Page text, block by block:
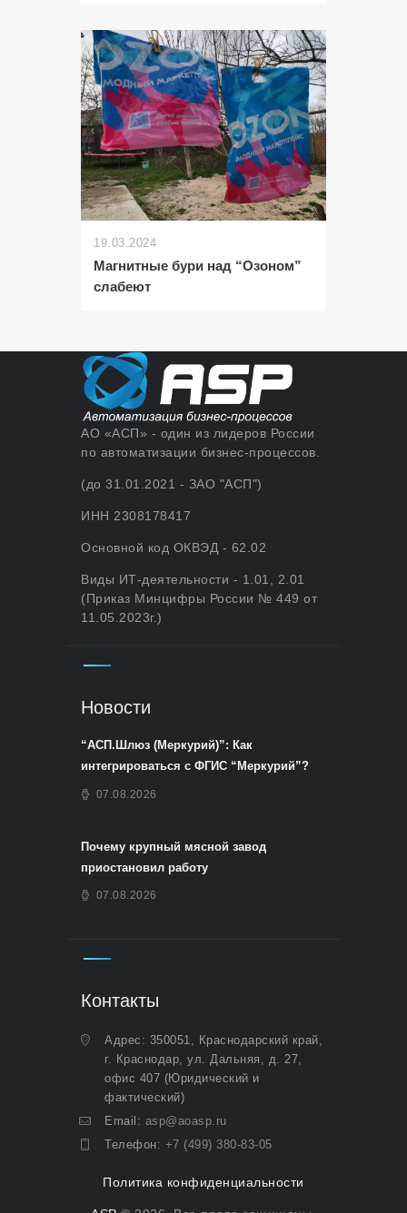
19.03.2024
Магнитные бури над “Озоном”
слабеют
АО «АСП» - один из лидеров России
по автоматизации бизнес-процессов.
(до 31.01.2021 - ЗАО "АСП")
ИНН 2308178417
Основной код ОКВЭД - 62.02
Виды ИТ-деятельности - 1.01, 2.01
(Приказ Минцифры России № 449 от
11.05.2023г.)
Новости
“АСП.Шлюз (Меркурий)”: Как
интегрироваться с ФГИС “Меркурий”?
07.08.2026
Почему крупный мясной завод
приостановил работу
07.08.2026
Контакты
Адрес: 350051, Краснодарский край,
г. Краснодар, ул. Дальняя, д. 27,
офис 407 (Юридический и
фактический)
Email: asp@aoasp.ru
Телефон: +7 (499) 380-83-05
Политика конфиденциальности